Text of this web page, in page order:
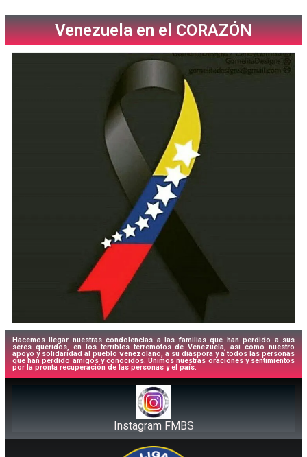
Venezuela en el CORAZÓN
Hacemos llegar nuestras condolencias a las familias que han perdido a sus
seres queridos, en los terribles terremotos de Venezuela, así como nuestro
apoyo y solidaridad al pueblo venezolano, a su diáspora y a todos las personas
que han perdido amigos y conocidos. Unimos nuestras oraciones y sentimientos
por la pronta recuperación de las personas y el país.
Instagram FMBS